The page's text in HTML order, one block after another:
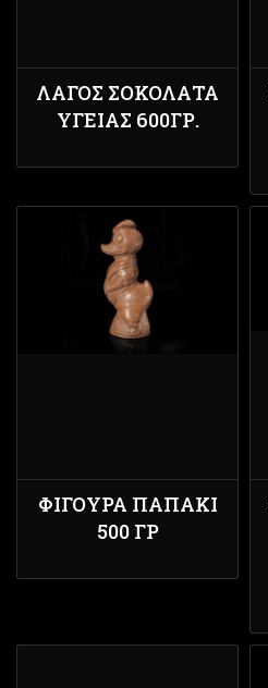
ΛΑΓΌΣ ΣΟΚΟΛΆΤΑ
ΥΓΕΊΑΣ 600ΓΡ.
ΦΙΓΟΎΡΑ ΠΑΠΆΚΙ
500 ΓΡ